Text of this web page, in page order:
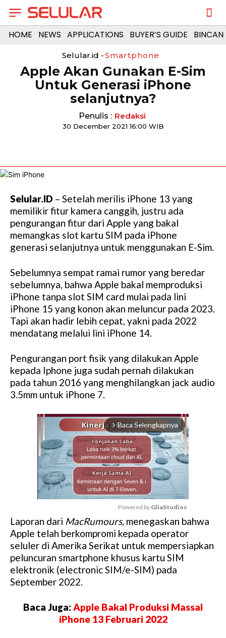
HOME NEWS APPLICATIONS BUYER’S GUIDE
Selular.id -Smartphone
Apple Akan Gunakan E-Sim
Untuk Generasi iPhone
selanjutnya?
Penulis : Redaksi
30 December 2021 16:00 WIB
Selular.ID – Setelah merilis iPhone 13 yang
memilikir fitur kamera canggih, justru ada
pengurangan fitur dari Apple yang bakal
memangkas slot kartu SIM pada iPhone
generasi selanjutnya untuk menggunakan E-Sim.
Sebelumnya sempat ramai rumor yang beredar
sebelumnya, bahwa Apple bakal memproduksi
iPhone tanpa slot SIM card mulai pada lini
iPhone 15 yang konon akan meluncur pada 2023.
Tapi akan hadir lebih cepat, yakni pada 2022
mendatang melalui lini iPhone 14.
Pengurangan port fisik yang dilakukan Apple
kepada Iphone juga sudah pernah dilakukan
pada tahun 2016 yang menghilangkan jack audio
3.5mm untuk iPhone 7.
arrow_forward_ios Baca Selengkapnya
M
u
t
e
Powered by GliaStudios
Laporan dari MacRumours, menegaskan bahwa
Apple telah berkompromi kepada operator
seluler di Amerika Serikat untuk mempersiapkan
peluncuran smartphone khusus kartu SIM
elektronik (electronic SIM/e-SIM) pada
September 2022.
Baca Juga: Apple Bakal Produksi Massal
iPhone 13 Februari 2022